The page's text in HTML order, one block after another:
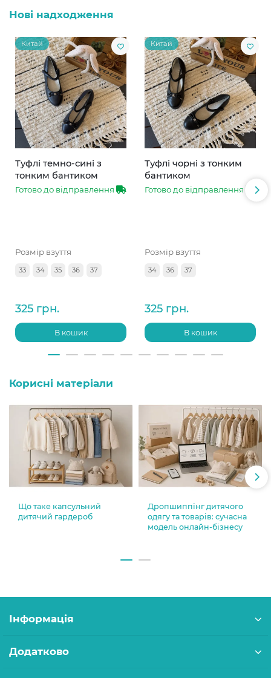
Нові надходження
Китай
Туфлі темно-сині з
тонким бантиком
Готово до відправлення
Розмір взуття
33 34 35 36 37
325 грн.
В кошик
Китай
Туфлі чорні з тонким
бантиком
Готово до відправлення
Розмір взуття
34 36 37
325 грн.
В кошик
Корисні матеріали
Що таке капсульний
дитячий гардероб
Дропшиппінг дитячого
одягу та товарів: сучасна
модель онлайн-бізнесу
Інформація
Додатково